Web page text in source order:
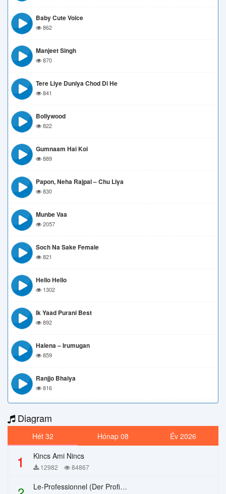
Baby Cute Voice
862
Manjeet Singh
870
Tere Liye Duniya Chod Di He
841
Bollywood
822
Gumnaam Hai Koi
889
Papon, Neha Rajpal – Chu Liya
830
Munbe Vaa
2057
Soch Na Sake Female
821
Hello Hello
1302
Ik Yaad Purani Best
892
Halena – Irumugan
859
Ranjjo Bhaiya
816
Diagram
Hét 32 Hónap 08 Év 2026
1 Kincs Ami Nincs
12982 84867
Le-Professionnel (Der Profi) – Chi Mai